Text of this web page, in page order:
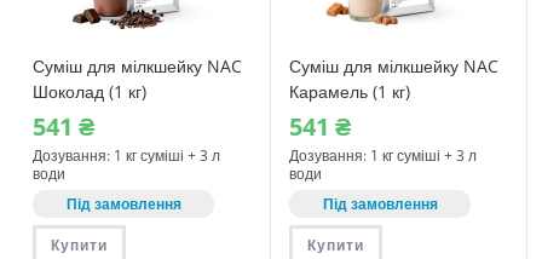
Суміш для мілкшейку NAC
Шоколад (1 кг)
541₴
Дозування: 1 кг суміші + 3 л
води
Під замовлення
Купити
Суміш для мілкшейку NAC
Карамель (1 кг)
541 ₴
Дозування: 1 кг суміші + 3 л
води
Під замовлення
Купити